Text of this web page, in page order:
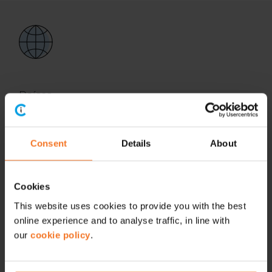
Consent Details About
Cookies
This website uses cookies to provide you with the best
online experience and to analyse traffic, in line with
our cookie policy.
Países
Alemania, Bélgica, Holanda, Singapur y Malasia.